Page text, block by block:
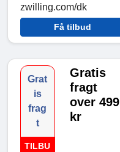
zwilling.com/dk
Få tilbud
Grat
is
frag
t
TILBU
Gratis
fragt
over 499
kr